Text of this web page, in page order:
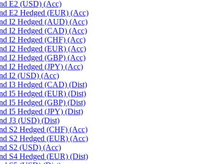
E2 (USD) (Acc)
E2 Hedged (EUR) (Acc)
I2 Hedged (AUD) (Acc)
I2 Hedged (CAD) (Acc)
I2 Hedged (CHF) (Acc)
I2 Hedged (EUR) (Acc)
I2 Hedged (GBP) (Acc)
I2 Hedged (JPY) (Acc)
I2 (USD) (Acc)
I3 Hedged (CAD) (Dist)
I5 Hedged (EUR) (Dist)
I5 Hedged (GBP) (Dist)
I5 Hedged (JPY) (Dist)
J3 (USD) (Dist)
S2 Hedged (CHF) (Acc)
S2 Hedged (EUR) (Acc)
S2 (USD) (Acc)
S4 Hedged (EUR) (Dist)